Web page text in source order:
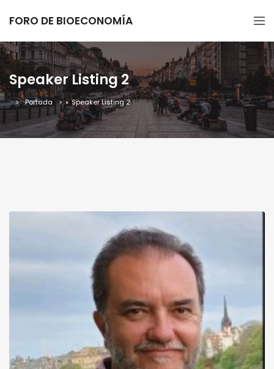
FORO DE BIOECONOMÍA
Speaker Listing 2
Portada » Speaker Listing 2